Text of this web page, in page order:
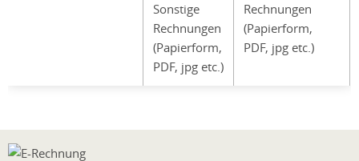
Sonstige
Rechnungen
(Papierform,
PDF, jpg etc.)
Rechnungen
(Papierform,
PDF, jpg etc.)